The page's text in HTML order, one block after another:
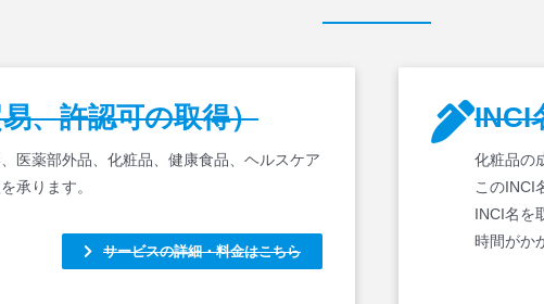
、許認可の取得）
医薬部外品、化粧品、健康食品、ヘルスケア
承ります。
サービスの詳細・料金はこちら
INCI
化粧品の
このINCI
INCI名を
時間がか